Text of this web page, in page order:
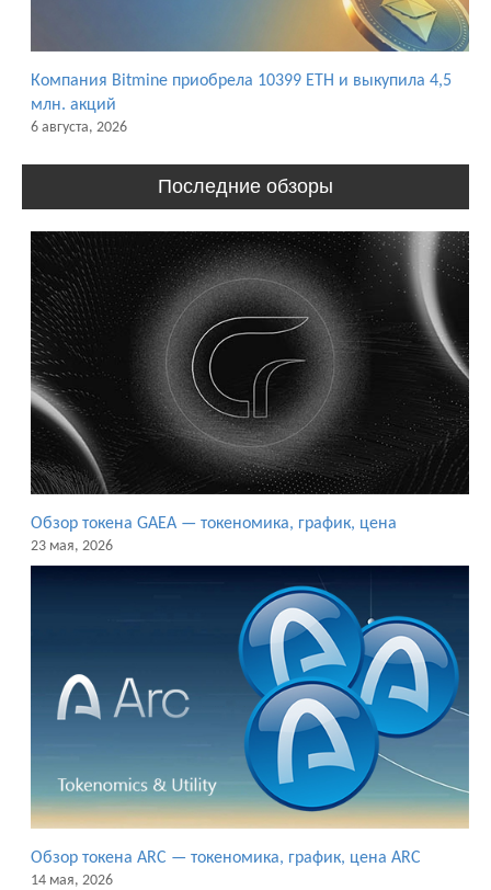
Компания Bitmine приобрела 10399 ETH и выкупила 4,5
млн. акций
6 августа, 2026
Последние обзоры
Обзор токена GAEA — токеномика, график, цена
23 мая, 2026
Обзор токена ARC — токеномика, график, цена ARC
14 мая, 2026